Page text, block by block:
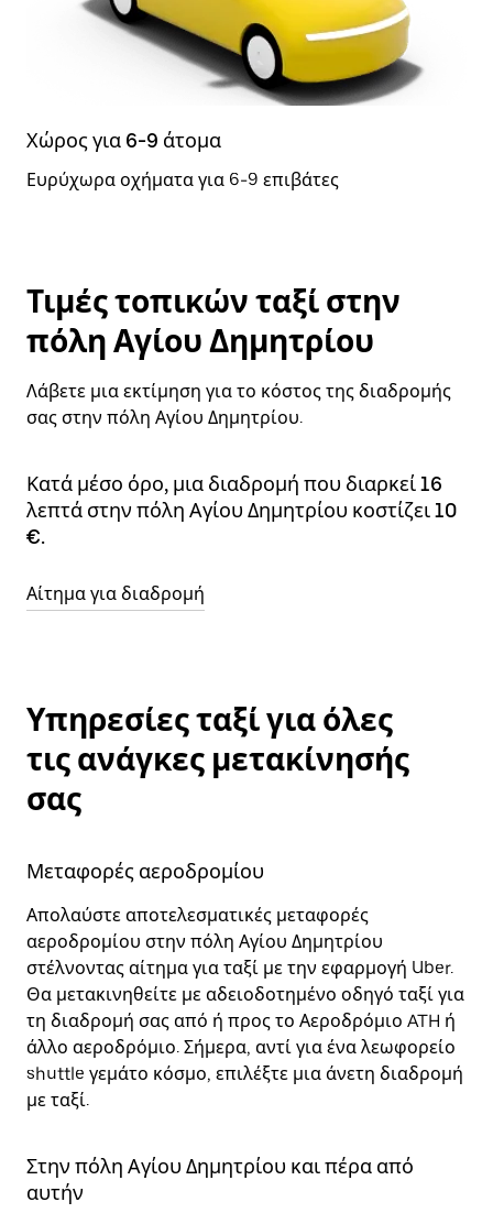
Χώρος για 6-9 άτομα
Ευρύχωρα οχήματα για 6-9 επιβάτες
Τιμές τοπικών ταξί στην
πόλη Αγίου Δημητρίου
Λάβετε μια εκτίμηση για το κόστος της διαδρομής
σας στην πόλη Αγίου Δημητρίου.
Κατά μέσο όρο, μια διαδρομή που διαρκεί 16
λεπτά στην πόλη Αγίου Δημητρίου κοστίζει 10
€.
Αίτημα για διαδρομή
Υπηρεσίες ταξί για όλες
τις ανάγκες μετακίνησής
σας
Μεταφορές αεροδρομίου
Απολαύστε αποτελεσματικές μεταφορές
αεροδρομίου στην πόλη Αγίου Δημητρίου
στέλνοντας αίτημα για ταξί με την εφαρμογή Uber.
Θα μετακινηθείτε με αδειοδοτημένο οδηγό ταξί για
τη διαδρομή σας από ή προς το Αεροδρόμιο ATH ή
άλλο αεροδρόμιο. Σήμερα, αντί για ένα λεωφορείο
shuttle γεμάτο κόσμο, επιλέξτε μια άνετη διαδρομή
με ταξί.
Στην πόλη Αγίου Δημητρίου και πέρα από
αυτήν